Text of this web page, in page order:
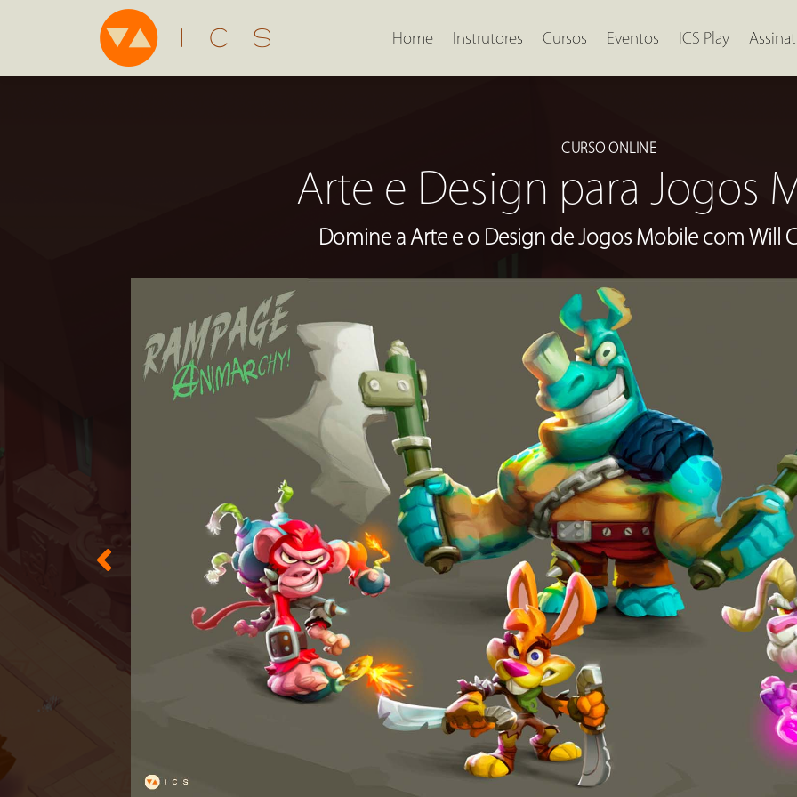
Home Instrutores Cursos Eventos ICS Play
CURSO ONLINE
Arte e Design para Jogos
Domine a Arte e o Design de Jogos Mobile com Will